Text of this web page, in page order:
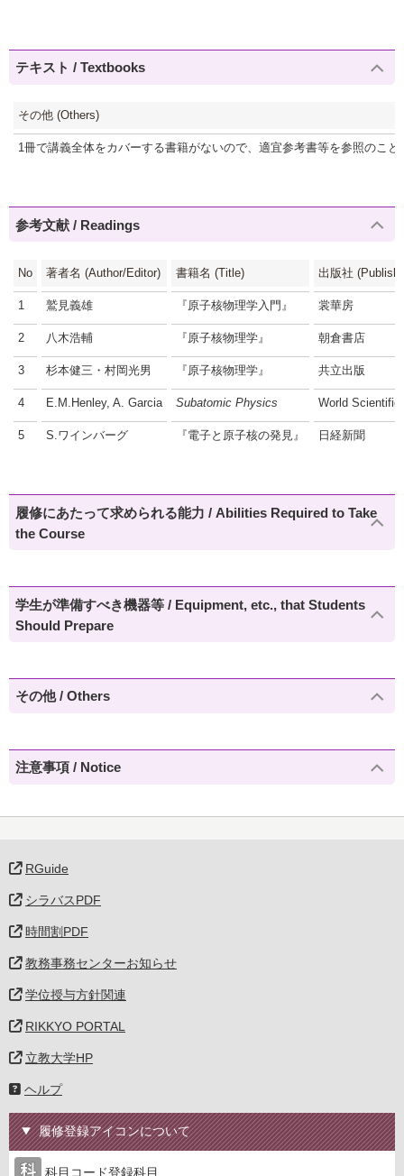
テキスト / Textbooks
その他 (Others)
1冊で講義全体をカバーする書籍がないので、適宜参考書等を参照のこと
参考文献 / Readings
No 著者名 (Author/Editor) 書籍名 (Title) 出版社
1 鷲見義雄 『原子核物理学入門』 裳華房
2 八木浩輔 『原子核物理学』 朝倉書店
3 杉本健三・村岡光男 『原子核物理学』 共立出版
4 E.M.Henley, A. Garcia Subatomic Physics World Scientific
5 S.ワインバーグ 『電子と原子核の発見』 日経新聞
履修にあたって求められる能力 / Abilities Required to Take
the Course
学生が準備すべき機器等 / Equipment, etc., that Students
Should Prepare
その他 / Others
注意事項 / Notice
RGuide
シラバスPDF
時間割PDF
教務事務センターお知らせ
学位授与方針関連
RIKKYO PORTAL
立教大学HP
ヘルプ
履修登録アイコンについて
科目コード登録科目